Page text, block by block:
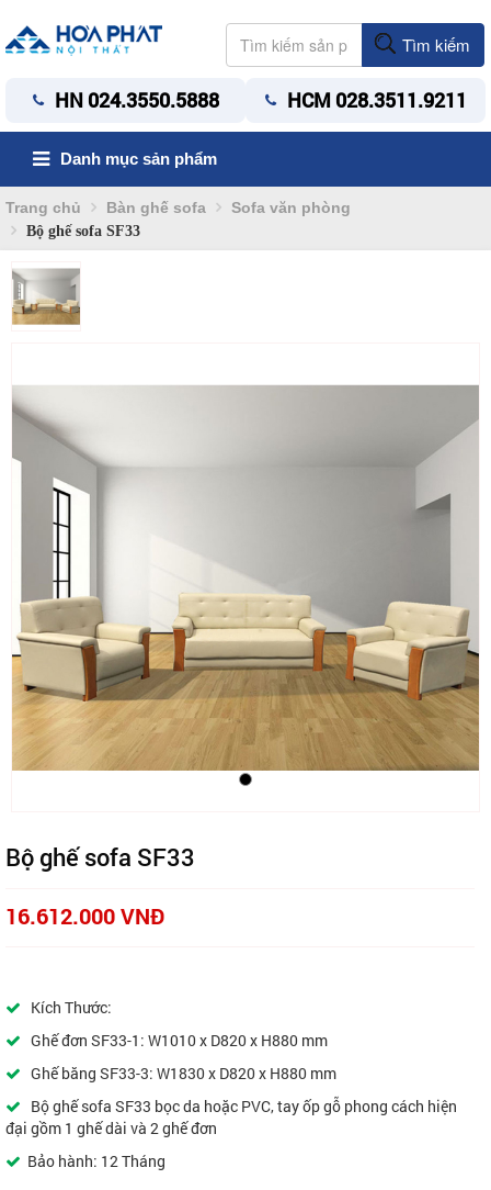
Tìm kiếm
HN 024.3550.5888 HCM 028.3511.9211
Danh mục sản phẩm
Trang chủ Bàn ghế sofa Sofa văn phòng
Bộ ghế sofa SF33
Bộ ghế sofa SF33
16.612.000 VNĐ
Kích Thước:
Ghế đơn SF33-1: W1010 x D820 x H880 mm
Ghế băng SF33-3: W1830 x D820 x H880 mm
Bộ ghế sofa SF33 bọc da hoặc PVC, tay ốp gỗ phong cách hiện
đại gồm 1 ghế dài và 2 ghế đơn
Bảo hành: 12 Tháng